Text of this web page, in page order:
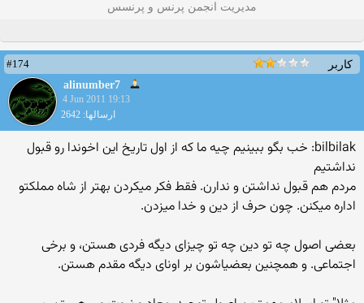
مدیریت انجمن پرنس و پرنسس
کاربر
#174
alinumber7
4 Jun 2011 19:13
ارسالها: 2642
bilbilak: خب بگو ببینیم چیه ما که از اول تاریخ این اخوندا رو قبول
نداشتیم
مردم هم قبول نداشتن و ندارن. فقط فكر میكردن بهتر از شاه مملكتو
اداره میكنن. چون حرف از دین و خدا میزدن.
بعضی اصول چه تو دین چه تو چیزای دیگه فردی هستن، و برخی
اجتماعی. و همچنین بعضیاشون بر اونای دیگه مقدم هستن.